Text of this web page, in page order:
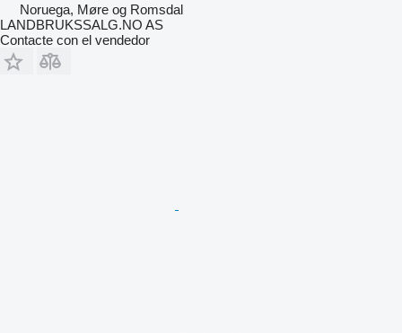
Noruega, Møre og Romsdal
LANDBRUKSSALG.NO AS
Contacte con el vendedor